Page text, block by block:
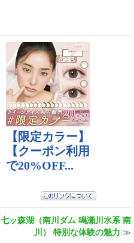
七ッ森湖（南川ダム 鳴瀬川水系 南
川） 特別な体験の魅力 ≫